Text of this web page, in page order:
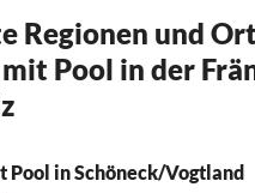
Regionen und
Pool in der
Pool in Schöneck/Vogtland